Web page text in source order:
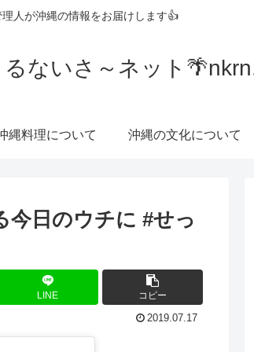
人が沖縄の情報をお届けします👍
ないさ～ネット
縄料理について 沖縄の文化について
今日のウチに #せっ
LINE コピー
2019.07.17